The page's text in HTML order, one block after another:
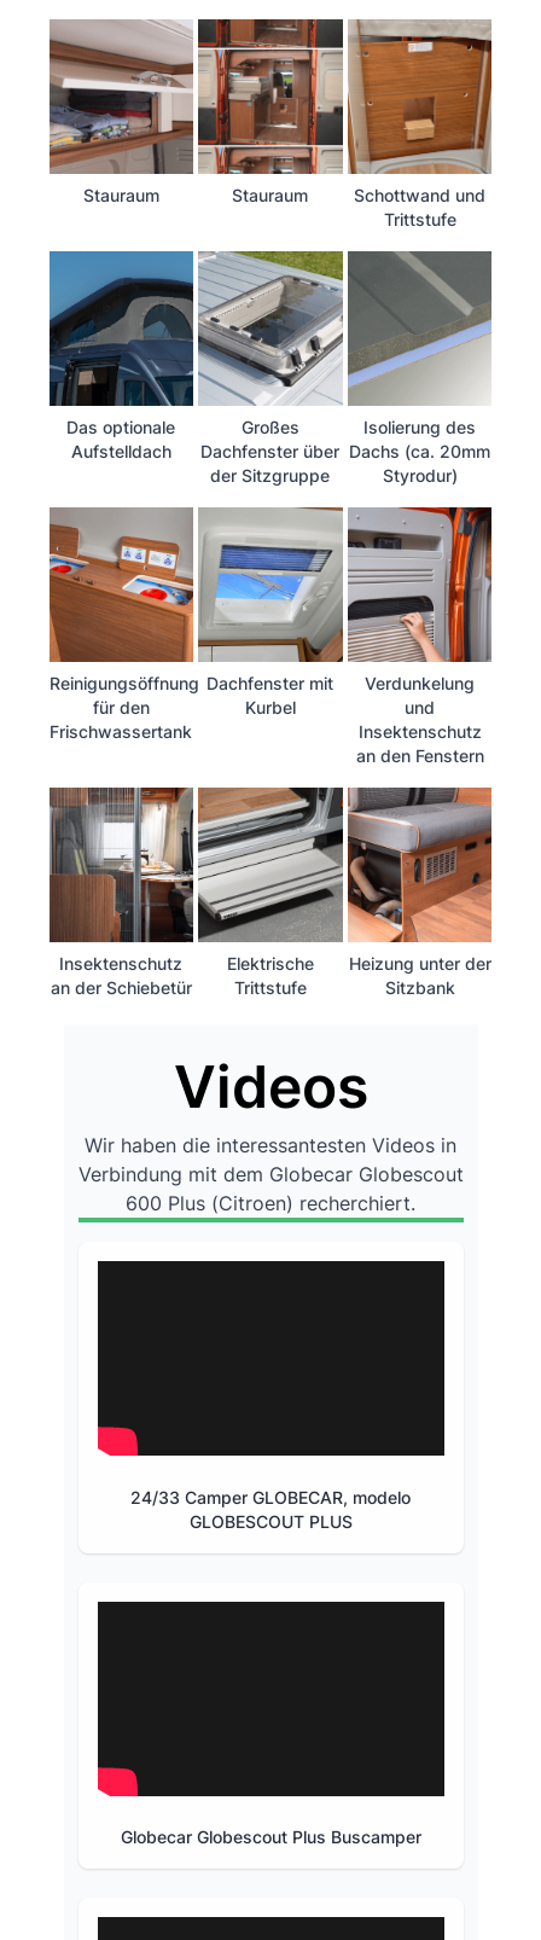
Stauraum Stauraum
Schottwand und
Trittstufe
Das optionale
Aufstelldach
Großes
Dachfenster über
der Sitzgruppe
Isolierung des
Dachs (ca. 20mm
Styrodur)
Reinigungsöffnung
für den
Frischwassertank
Dachfenster mit
Kurbel
Verdunkelung
und
Insektenschutz
an den Fenstern
Insektenschutz
an der Schiebetür
Elektrische
Trittstufe
Heizung unter der
Sitzbank
Videos
Wir haben die interessantesten Videos in
Verbindung mit dem Globecar Globescout
600 Plus (Citroen) recherchiert.
24/33 Camper GLOBECAR, modelo
GLOBESCOUT PLUS
Globecar Globescout Plus Buscamper